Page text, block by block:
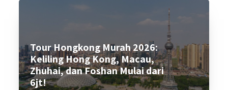
Tour Hongkong Murah 2026:
Keliling Hong Kong, Macau,
Zhuhai, dan Foshan Mulai dari
6jt!